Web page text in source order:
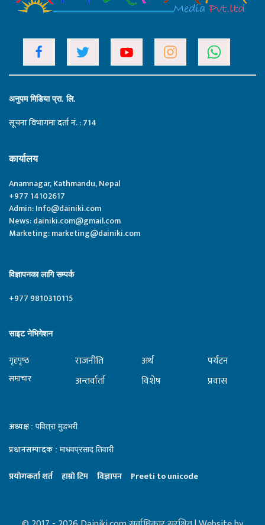
अनुपम मिडिया प्रा. लि.
सूचना विभागमा दर्ता नं. : 714
कार्यालय
Anamnagar, Kathmandu, Nepal
+977 14102617
Admin:Info@dainiki.com
News:dainiki.com@gmail.com
Marketing:marketing@dainiki.com
विज्ञापनका लागि सम्पर्क
+977 9810310115
साइट नेभिगेशन
गृहपृष्‍ठ
समाचार
राजनीति
अन्तर्वार्ता
अर्थ
विशेष
पर्यटन
प्रवास
अध्यक्ष : पवित्रा मुडभरी
प्रधानसम्पादक : माधवप्रसाद तिवारी
प्रयाेगकर्ता शर्त हाम्राे टिम विज्ञापन Preeti to unicode